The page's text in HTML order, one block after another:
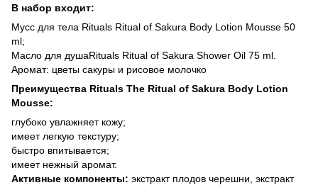
В набор входит:
Мусс для тела Rituals Ritual of Sakura Body Lotion Mousse 50
ml;
Масло для душаRituals Ritual of Sakura Shower Oil 75 ml.
Аромат: цветы сакуры и рисовое молочко
Преимущества Rituals The Ritual of Sakura Body Lotion
Mousse:
глубоко увлажняет кожу;
имеет легкую текстуру;
быстро впитывается;
имеет нежный аромат.
Активные компоненты: экстракт плодов черешни, экстракт